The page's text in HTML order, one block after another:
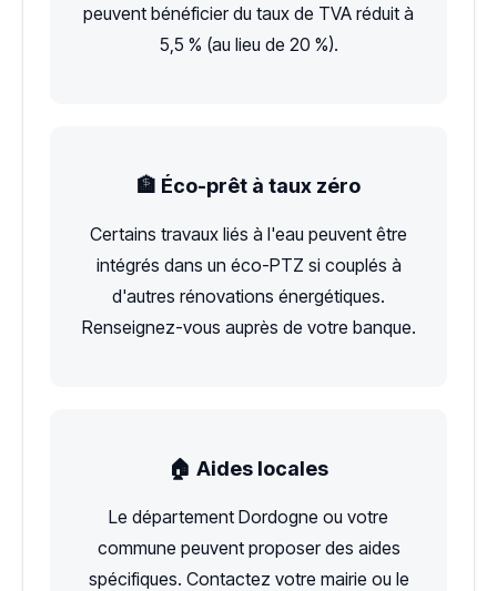
peuvent bénéficier du taux de TVA réduit à
5,5 % (au lieu de 20 %).
🏦 Éco-prêt à taux zéro
Certains travaux liés à l'eau peuvent être
intégrés dans un éco-PTZ si couplés à
d'autres rénovations énergétiques.
Renseignez-vous auprès de votre banque.
🏠 Aides locales
Le département Dordogne ou votre
commune peuvent proposer des aides
spécifiques. Contactez votre mairie ou le